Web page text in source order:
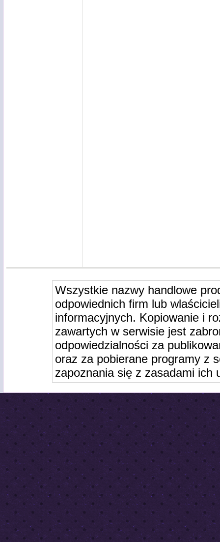
Wszystkie nazwy handlowe
odpowiednich firm lub
informacyjnych. Kopiowanie i
zawartych w serwisie jest
odpowiedzialności za
oraz za pobierane programy z
zapoznania się z zasadami ich